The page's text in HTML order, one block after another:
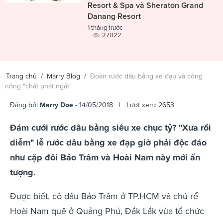
Resort & Spa và Sheraton Grand
Danang Resort
1 tháng trước
27022
Trang chủ / Marry Blog / Đoàn rước dâu bằng xe đạp và công
nông "chất phát ngất"
Đăng bởi Marry Doe - 14/05/2018 | Lượt xem: 2653
Đám cưới rước dâu bằng siêu xe chục tỷ? "Xưa rồi
diễm" lễ rước dâu bằng xe đạp giờ phải độc đáo
như cặp đôi Bảo Trâm và Hoài Nam này mới ấn
tượng.
Được biết, cô dâu Bảo Trâm ở TP.HCM và chú rể
Hoài Nam quê ở Quảng Phú, Đắk Lắk vừa tổ chức